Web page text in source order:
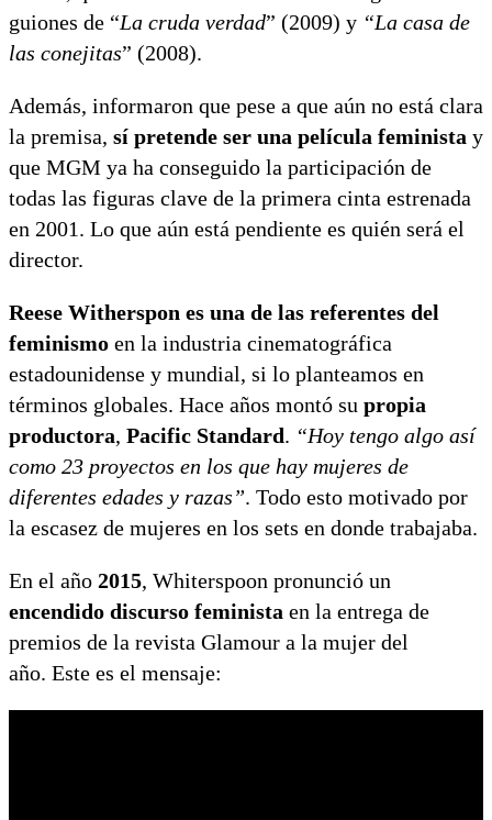
guiones de “La cruda verdad” (2009) y “La casa de
las conejitas” (2008).
Además, informaron que pese a que aún no está clara
la premisa, sí pretende ser una película feminista y
que MGM ya ha conseguido la participación de
todas las figuras clave de la primera cinta estrenada
en 2001. Lo que aún está pendiente es quién será el
director.
Reese Witherspon es una de las referentes del
feminismo en la industria cinematográfica
estadounidense y mundial, si lo planteamos en
términos globales. Hace años montó su propia
productora, Pacific Standard. “Hoy tengo algo así
como 23 proyectos en los que hay mujeres de
diferentes edades y razas”. Todo esto motivado por
la escasez de mujeres en los sets en donde trabajaba.
En el año 2015, Whiterspoon pronunció un
encendido discurso feminista en la entrega de
premios de la revista Glamour a la mujer del
año. Este es el mensaje: